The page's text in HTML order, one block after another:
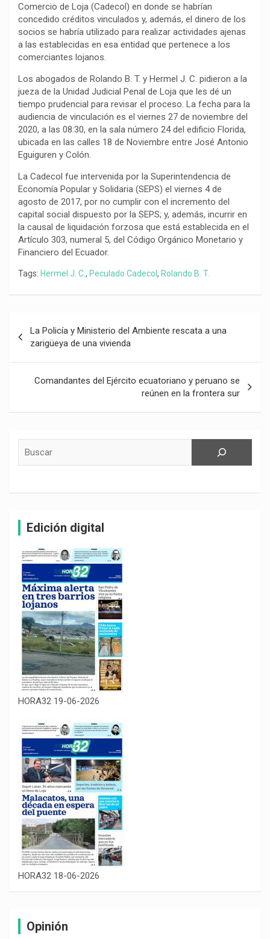
Comercio de Loja (Cadecol) en donde se habrían
concedido créditos vinculados y, además, el dinero de los
socios se habría utilizado para realizar actividades ajenas
a las establecidas en esa entidad que pertenece a los
comerciantes lojanos.
Los abogados de Rolando B. T. y Hermel J. C. pidieron a la
jueza de la Unidad Judicial Penal de Loja que les dé un
tiempo prudencial para revisar el proceso. La fecha para la
audiencia de vinculación es el viernes 27 de noviembre del
2020, a las 08:30, en la sala número 24 del edificio Florida,
ubicada en las calles 18 de Noviembre entre José Antonio
Eguiguren y Colón.
La Cadecol fue intervenida por la Superintendencia de
Economía Popular y Solidaria (SEPS) el viernes 4 de
agosto de 2017, por no cumplir con el incremento del
capital social dispuesto por la SEPS; y, además, incurrir en
la causal de liquidación forzosa que está establecida en el
Artículo 303, numeral 5, del Código Orgánico Monetario y
Financiero del Ecuador.
Tags: Hermel J. C., Peculado Cadecol , Rolando B. T.
de
entradas
La Policía y Ministerio del Ambiente rescata a una
zarigüeya de una vivienda
Comandantes del Ejército ecuatoriano y peruano se
reúnen en la frontera sur
Edición digital
HORA32 19-06-2026
HORA32 18-06-2026
Opinión